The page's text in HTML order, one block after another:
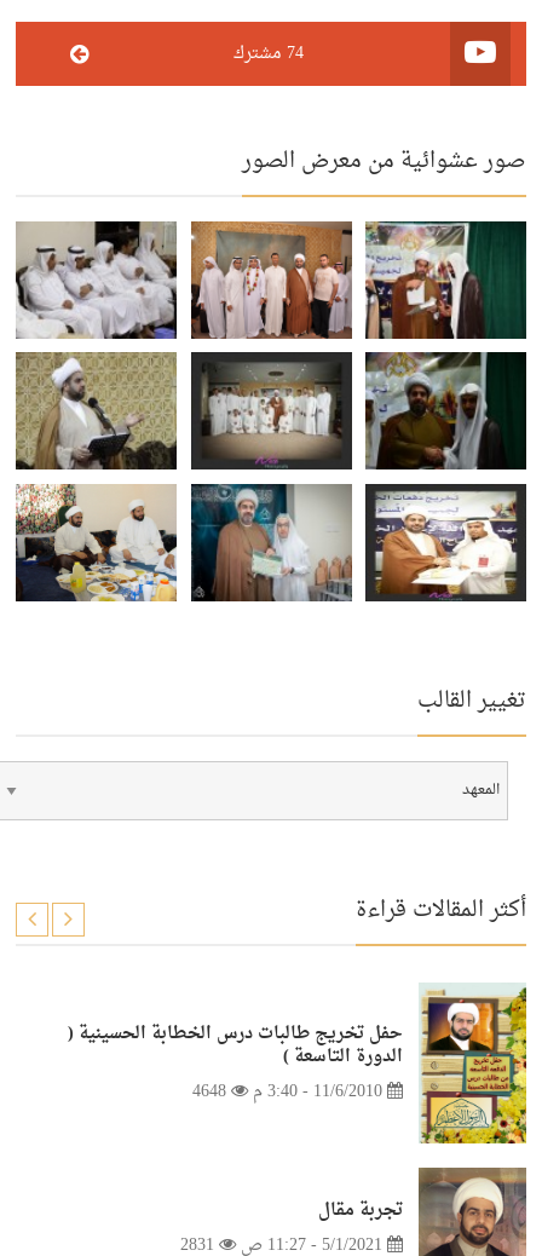
74 مشترك
صور عشوائية من معرض الصور
تغيير القالب
أكثر المقالات قراءة
حفل تخريج طالبات درس الخطابة الحسينية (
الدورة التاسعة )
11/6/2010 - 3:40 م
4648
تجربة مقال